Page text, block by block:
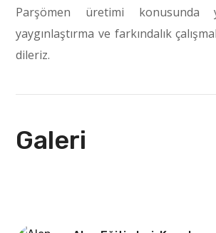
Parşömen üretimi konusunda
yaygınlaştırma ve farkındalık
dileriz.
Galeri